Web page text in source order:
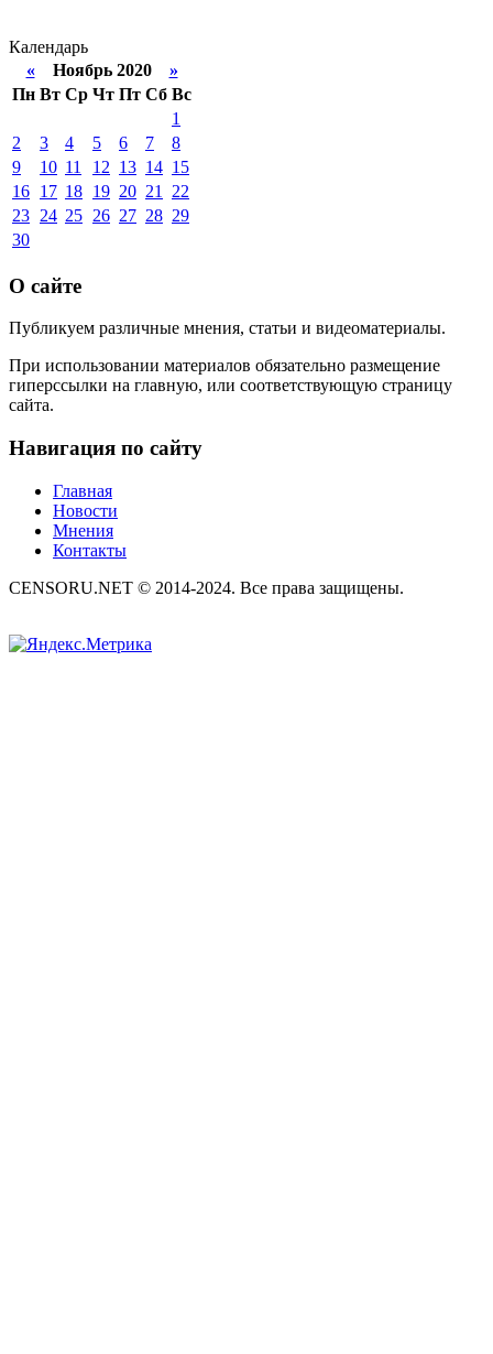
Календарь
«Ноябрь 2020 »
Пн Вт Ср Чт Пт Сб Вс
1
2
3 4 5 6 7
8
9
10 11 12 13 14 15
16 17 18 19 20 21
22
23 24 25 26 27 28 29
30
О сайте
Публикуем различные мнения, статьи и видеоматериалы.
При использовании материалов обязательно размещение
гиперссылки на главную, или соответствующую страницу
сайта.
Навигация по сайту
Главная
Новости
Мнения
Контакты
CENSORU.NET © 2014-2024. Все права защищены.